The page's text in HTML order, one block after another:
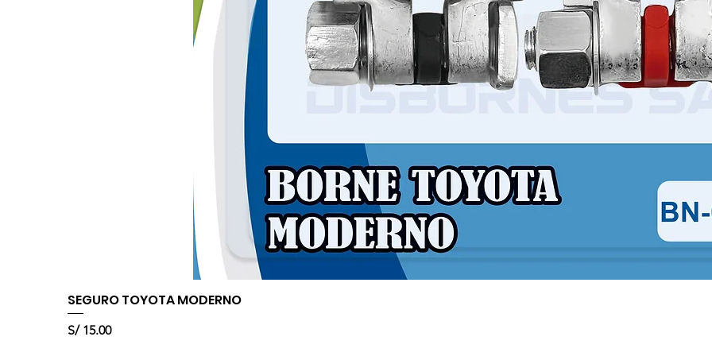
SEGURO TOYOTA MODERNO
Precio
S/ 15.00